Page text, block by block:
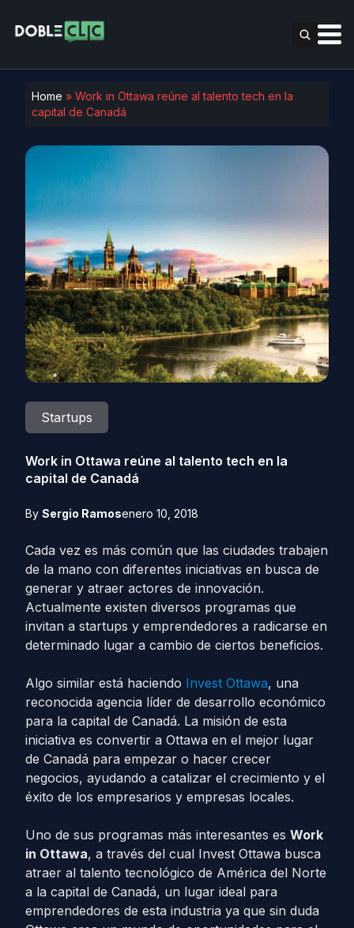
Home » Work in Ottawa reúne al talento tech en la
capital de Canadá
Startups
Work in Ottawa reúne al talento tech en la
capital de Canadá
By Sergio Ramosenero 10, 2018
Cada vez es más común que las ciudades trabajen
de la mano con diferentes iniciativas en busca de
generar y atraer actores de innovación.
Actualmente existen diversos programas que
invitan a startups y emprendedores a radicarse en
determinado lugar a cambio de ciertos beneficios.
Algo similar está haciendo Invest Ottawa, una
reconocida agencia líder de desarrollo económico
para la capital de Canadá. La misión de esta
iniciativa es convertir a Ottawa en el mejor lugar
de Canadá para empezar o hacer crecer
negocios, ayudando a catalizar el crecimiento y el
éxito de los empresarios y empresas locales.
Uno de sus programas más interesantes es Work
in Ottawa, a través del cual Invest Ottawa busca
atraer al talento tecnológico de América del Norte
a la capital de Canadá, un lugar ideal para
emprendedores de esta industria ya que sin duda